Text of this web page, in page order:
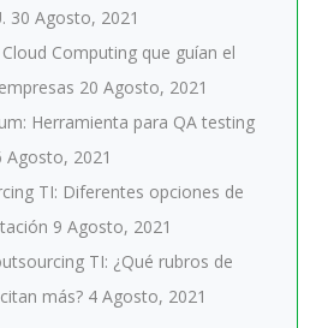
30 Agosto, 2021
Computing que guían el
20 Agosto, 2021
Herramienta para QA testing
Agosto, 2021
TI: Diferentes opciones de
9 Agosto, 2021
TI: ¿Qué rubros de
más? 4 Agosto, 2021